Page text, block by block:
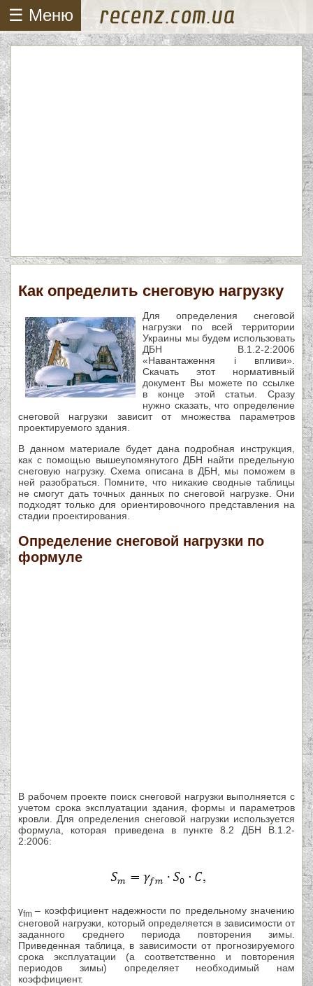
☰ Меню
Как определить снеговую нагрузку
Для определения снеговой
нагрузки по всей территории
Украины мы будем использовать
ДБН В.1.2-2:2006
«Навантаження і впливи».
Скачать этот нормативный
документ Вы можете по ссылке
в конце этой статьи. Сразу
нужно сказать, что определение
снеговой нагрузки зависит от множества параметров
проектируемого здания.
В данном материале будет дана подробная инструкция,
как с помощью вышеупомянутого ДБН найти предельную
снеговую нагрузку. Схема описана в ДБН, мы поможем в
ней разобраться. Помните, что никакие сводные таблицы
не смогут дать точных данных по снеговой нагрузке. Они
подходят только для ориентировочного представления на
стадии проектирования.
Определение снеговой нагрузки по
формуле
В рабочем проекте поиск снеговой нагрузки выполняется с
учетом срока эксплуатации здания, формы и параметров
кровли. Для определения снеговой нагрузки используется
формула, которая приведена в пункте 8.2 ДБН В.1.2-
2:2006:
γfm– коэффициент надежности по предельному значению
снеговой нагрузки, который определяется в зависимости от
заданного среднего периода повторения зимы.
Приведенная таблица, в зависимости от прогнозируемого
срока эксплуатации (а соответственно и повторения
периодов зимы) определяет необходимый нам
коэффициент.